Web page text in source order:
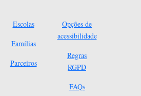
Escolas
Famílias
Parceiros
Opções de
acessibilidade
Regras
RGPD
FAQs